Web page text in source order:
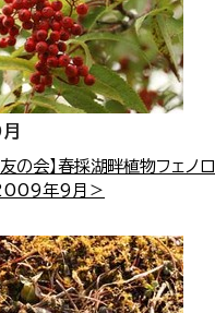
友の会】春採湖畔植物フェノ
年9月＞